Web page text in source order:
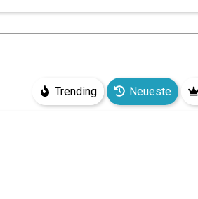
Trending Neueste